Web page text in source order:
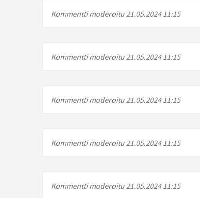
Kommentti moderoitu 21.05.2024 11:15
Kommentti moderoitu 21.05.2024 11:15
Kommentti moderoitu 21.05.2024 11:15
Kommentti moderoitu 21.05.2024 11:15
Kommentti moderoitu 21.05.2024 11:15